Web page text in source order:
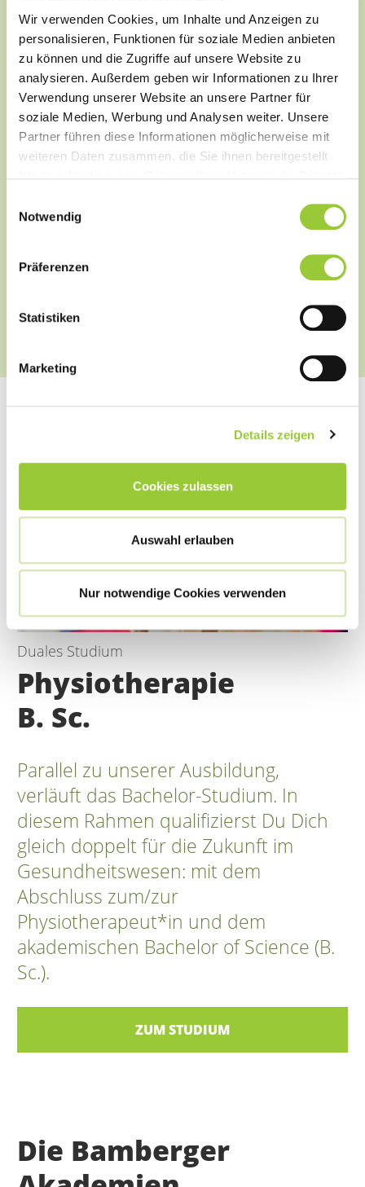
Wir verwenden Cookies, um Inhalte und Anzeigen zu
personalisieren, Funktionen für soziale Medien anbieten
zu können und die Zugriffe auf unsere Website zu
analysieren. Außerdem geben wir Informationen zu Ihrer
Verwendung unserer Website an unsere Partner für
soziale Medien, Werbung und Analysen weiter. Unsere
Partner führen diese Informationen möglicherweise mit
weiteren Daten zusammen, die Sie ihnen bereitgestellt
Cookies, wenn Sie unsere Webseite weiterhin nutzen.
Notwendig
Präferenzen
Statistiken
Marketing
Details zeigen
Cookies zulassen
Auswahl erlauben
Nur notwendige Cookies verwenden
Praktikumsnachweise erwünscht
ONLINE-BEWERBUNG
Duales Studium
Physiotherapie
B. Sc.
Parallel zu unserer Ausbildung,
verläuft das Bachelor-Studium. In
diesem Rahmen qualifizierst Du Dich
gleich doppelt für die Zukunft im
Gesundheitswesen: mit dem
Abschluss zum/zur
Physiotherapeut*in und dem
akademischen Bachelor of Science (B.
Sc.).
ZUM STUDIUM
Die Bamberger